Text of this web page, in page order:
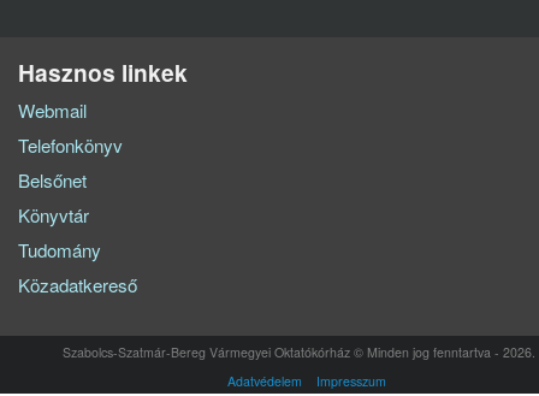
Hasznos linkek
Webmail
Telefonkönyv
Belsőnet
Könyvtár
Tudomány
Közadatkereső
Szabolcs-Szatmár-Bereg Vármegyei Oktatókórház © Minden jog fenntartva - 2026.
Adatvédelem
Impresszum